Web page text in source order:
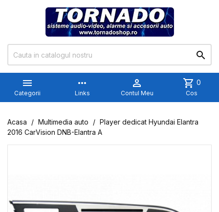


Categorii
more_horiz
Links

Contul Meu
shopping_cart 0
Cos
Acasa Multimedia auto
Player dedicat Hyundai Elantra
2016 CarVision DNB-Elantra A